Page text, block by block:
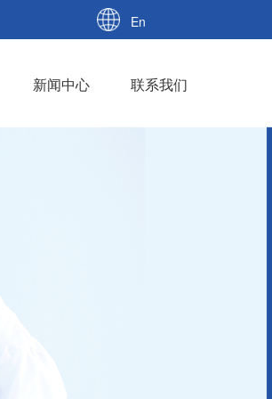
En
新闻中心 联系我们